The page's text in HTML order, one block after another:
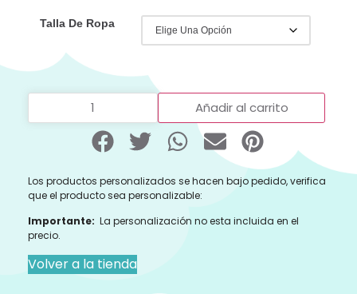
Talla De Ropa
Añadir al carrito
Los productos personalizados se hacen bajo pedido, verifica
que el producto sea personalizable:
Importante: La personalización no esta incluida en el
precio.
Volver a la tienda